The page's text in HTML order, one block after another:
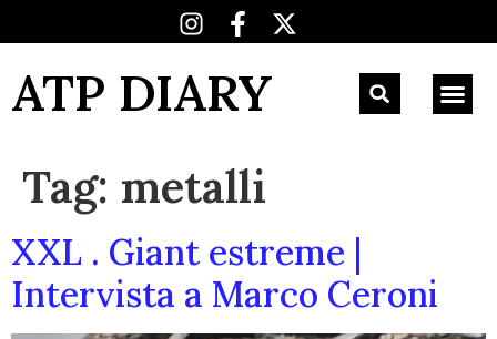
ATP DIARY
Tag: metalli
XXL . Giant estreme |
Intervista a Marco Ceroni